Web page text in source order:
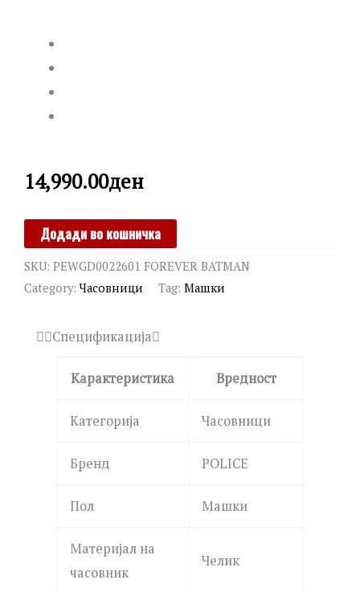
14,990.00ден
POLICE
Додади во кошничка
SKU: PEWGD0022601 FOREVER BATMAN
Category:Часовници Tag: Машки
Спецификација
Карактеристика Вредност
Категорија Часовници
Бренд POLICE
Пол Машки
Материјал на
часовник
Челик